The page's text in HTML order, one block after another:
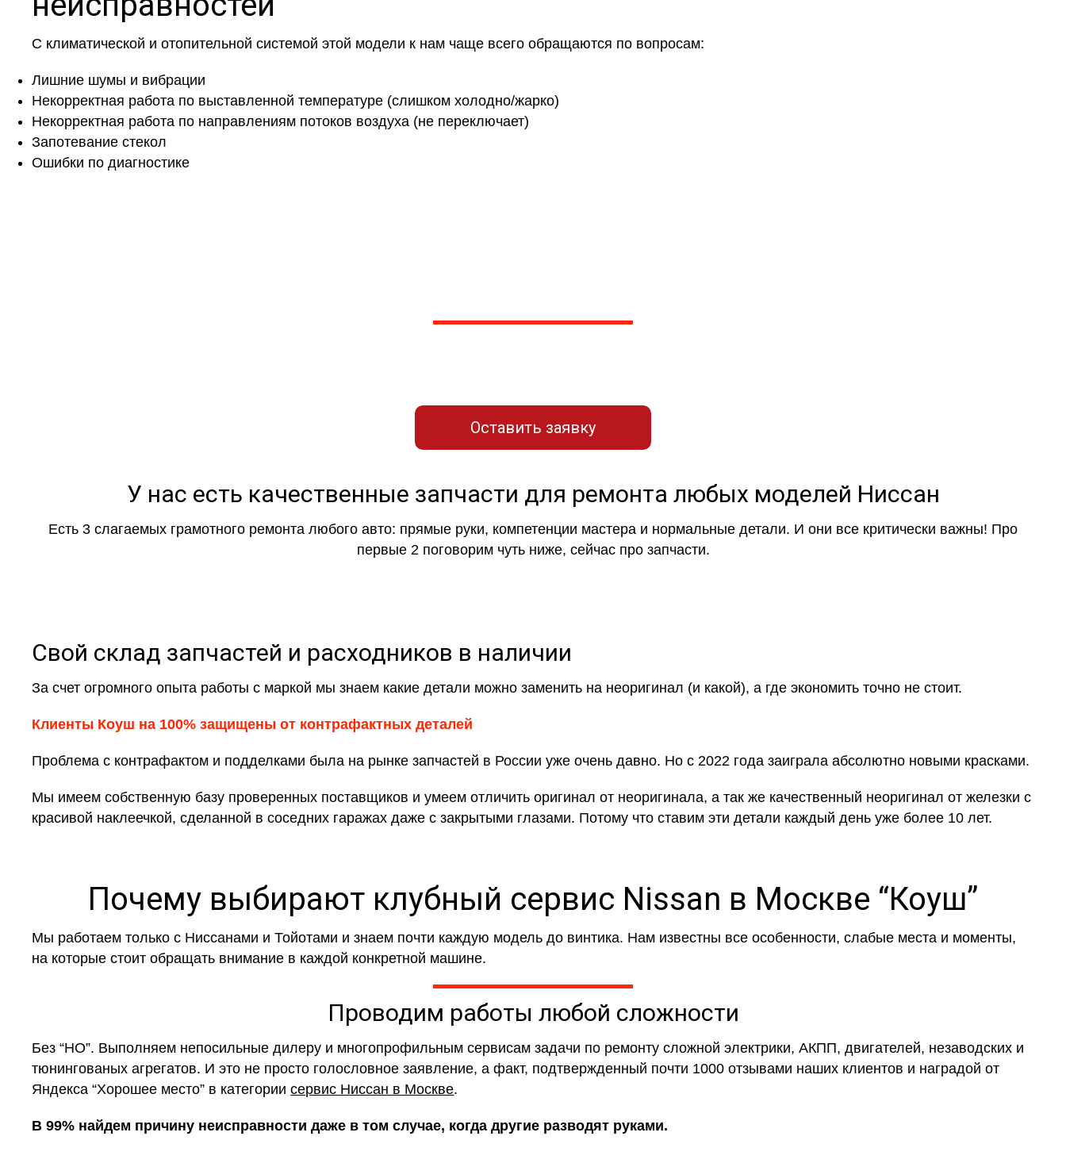
С климатической и отопительной системой этой модели к нам чаще всего обращаются по вопросам:
Лишние шумы и вибрации
Некорректная работа по выставленной температуре (слишком холодно/жарко)
Некорректная работа по направлениям потоков воздуха (не переключает)
Запотевание стекол
Ошибки по диагностике
Оставить заявку
У нас есть качественные запчасти для ремонта любых моделей Ниссан
Есть 3 слагаемых грамотного ремонта любого авто: прямые руки, компетенции мастера и нормальные детали. И они все критически важны! Про
первые 2 поговорим чуть ниже, сейчас про запчасти.
Свой склад запчастей и расходников в наличии
За счет огромного опыта работы с маркой мы знаем какие детали можно заменить на неоригинал (и какой), а где экономить точно не стоит.
Клиенты Коуш на 100% защищены от контрафактных деталей
Проблема с контрафактом и подделками была на рынке запчастей в России уже очень давно. Но с 2022 года заиграла абсолютно новыми красками.
Мы имеем собственную базу проверенных поставщиков и умеем отличить оригинал от неоригинала, а так же качественный неоригинал от железки с
красивой наклеечкой, сделанной в соседних гаражах даже с закрытыми глазами. Потому что ставим эти детали каждый день уже более 10 лет.
Почему выбирают клубный сервис Nissan в Москве “Коуш”
Мы работаем только с Ниссанами и Тойотами и знаем почти каждую модель до винтика. Нам известны все особенности, слабые места и моменты,
на которые стоит обращать внимание в каждой конкретной машине.
Проводим работы любой сложности
Без “НО”. Выполняем непосильные дилеру и многопрофильным сервисам задачи по ремонту сложной электрики, АКПП, двигателей, незаводских и
тюнингованых агрегатов. И это не просто голословное заявление, а факт, подтвержденный почти 1000 отзывами наших клиентов и наградой от
Яндекса “Хорошее место” в категориисервис Ниссан в Москве.
В 99% найдем причину неисправности даже в том случае, когда другие разводят руками.